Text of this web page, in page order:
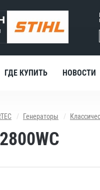
ГДЕ КУПИТЬ НОВОСТИ
Генераторы